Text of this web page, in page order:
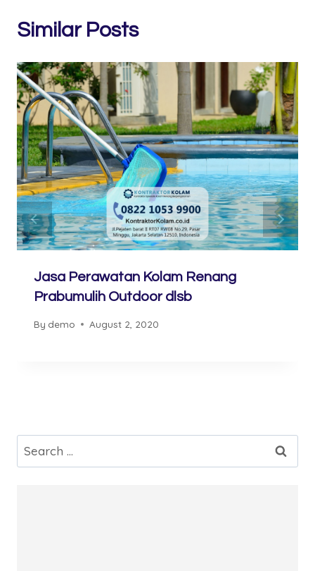
Similar Posts
Jasa Perawatan Kolam Renang
Prabumulih Outdoor dlsb
By demo August 2, 2020
Search
for: